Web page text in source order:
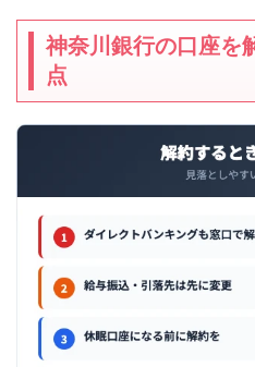
神奈川銀行の口座を
点